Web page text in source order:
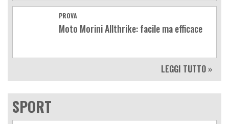
PROVA
Moto Morini Allthrike: facile ma efficace
LEGGI TUTTO »
SPORT